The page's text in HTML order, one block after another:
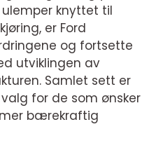
knyttet til
er Ford
og fortsette
utviklingen av
Samlet sett er
for de som ønsker
bærekraftig